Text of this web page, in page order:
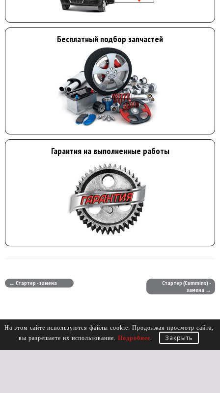
Бесплатный подбор запчастей
Гарантия на выполненные работы
← Стартер - замена
Стартер (Cummins) -
замена →
На этом сайте используются файлы cookie. Продолжая просмотр сайта,
вы разрешаете их использование. Подробнее. Закрыть